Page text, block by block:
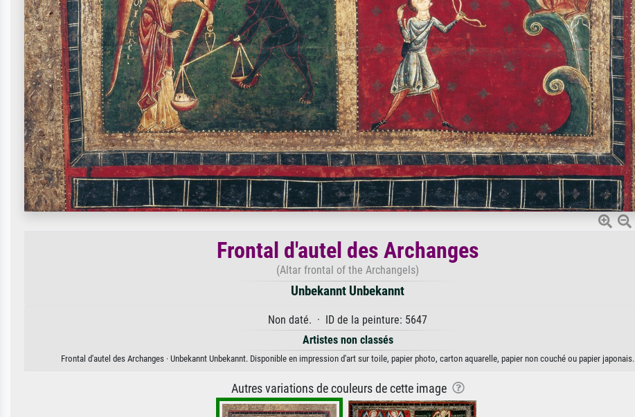
Frontal d'autel des Archanges
(Altar frontal of the Archangels)
Unbekannt Unbekannt
Non daté. · ID de la peinture: 5647
Artistes non classés
Frontal d'autel des Archanges · Unbekannt Unbekannt. Disponible en impression d'art sur toile, papier photo, carton aquarelle, papier non couché ou papier japonais.
Autres variations de couleurs de cette image